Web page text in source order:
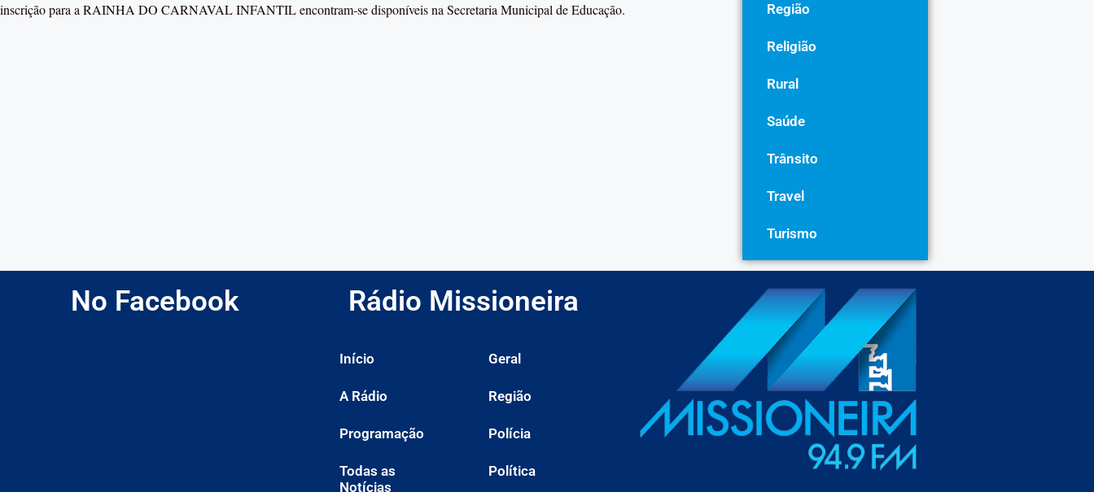
inscrição para a RAINHA DO CARNAVAL INFANTIL encontram-se disponíveis na Secretaria Municipal de Educação.
Região
Religião
Rural
Saúde
Trânsito
Travel
Turismo
No Facebook Rádio Missioneira
Início
A Rádio
Programação
Todas as
Notícias
Geral
Região
Polícia
Política